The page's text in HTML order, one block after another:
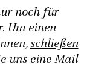
noch für
Um einen
schließen
uns eine Mail